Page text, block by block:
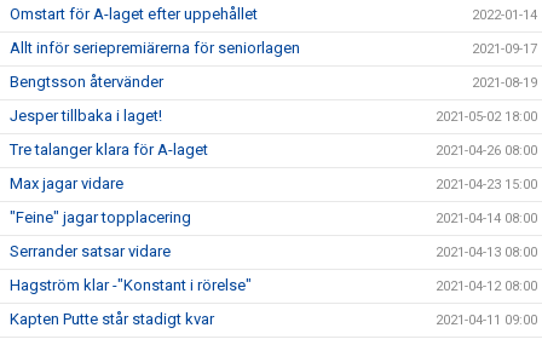
Omstart för A-laget efter uppehållet 2022-01-14
Allt inför seriepremiärerna för seniorlagen 2021-09-17
Bengtsson återvänder 2021-08-19
Jesper tillbaka i laget! 2021-05-02 18:00
Tre talanger klara för A-laget 2021-04-26 08:00
Max jagar vidare 2021-04-23 15:00
"Feine" jagar topplacering 2021-04-14 08:00
Serrander satsar vidare 2021-04-13 08:00
Hagström klar -"Konstant i rörelse" 2021-04-12 08:00
Kapten Putte står stadigt kvar 2021-04-11 09:00